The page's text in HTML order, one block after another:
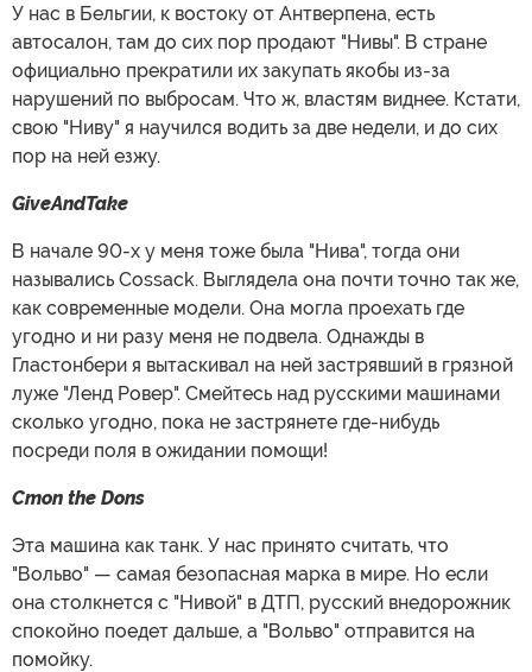
У нас в Бельгии, к востоку от Антверпена, есть
автосалон, там до сих пор продают "Нивы". В стране
официально прекратили их закупать якобы из-за
нарушений по выбросам. Что ж, властям виднее. Кстати,
свою "Ниву" я научился водить за две недели, и до сих
пор на ней езжу.
GiveAndTake
В начале 90-х у меня тоже была "Нива", тогда они
назывались Cossack. Выглядела она почти точно так же,
как современные модели. Она могла проехать где
угодно и ни разу меня не подвела. Однажды в
Гластонбери я вытаскивал на ней застрявший в грязной
луже "Ленд Ровер". Смейтесь над русскими машинами
сколько угодно, пока не застрянете где-нибудь
посреди поля в ожидании помощи!
Cmon the Dons
Эта машина как танк. У нас принято считать, что
"Вольво" — самая безопасная марка в мире. Но если
она столкнется с "Нивой" в ДТП, русский внедорожник
спокойно поедет дальше, а "Вольво" отправится на
помойку.